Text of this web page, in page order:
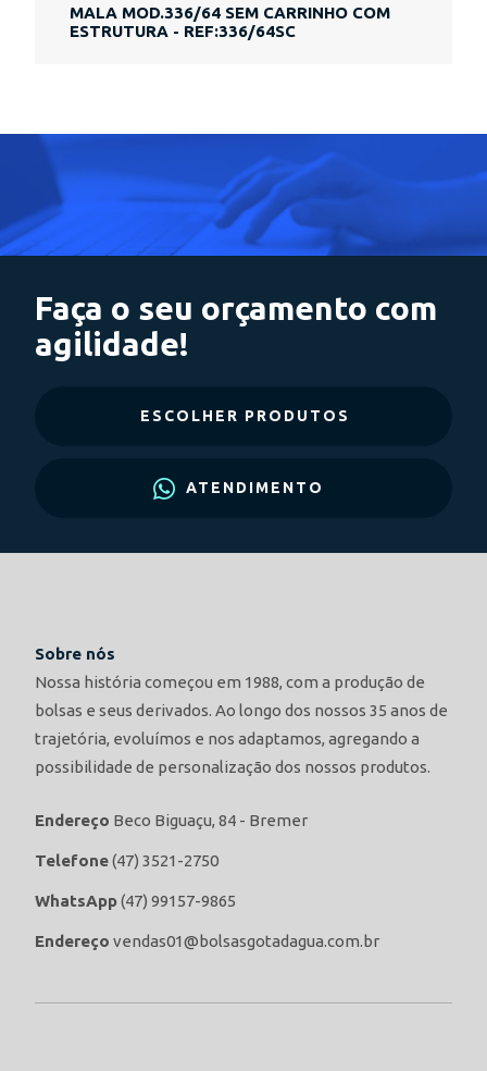
MALA MOD.336/64 SEM CARRINHO COM
ESTRUTURA - REF:336/64SC
Faça o seu orçamento com
agilidade!
ESCOLHER PRODUTOS
ATENDIMENTO
Sobre nós
Nossa história começou em 1988, com a produção de
bolsas e seus derivados. Ao longo dos nossos 35 anos de
trajetória, evoluímos e nos adaptamos, agregando a
possibilidade de personalização dos nossos produtos.
Endereço Beco Biguaçu, 84 - Bremer
Telefone(47) 3521-2750
WhatsApp(47) 99157-9865
Endereço vendas01@bolsasgotadagua.com.br